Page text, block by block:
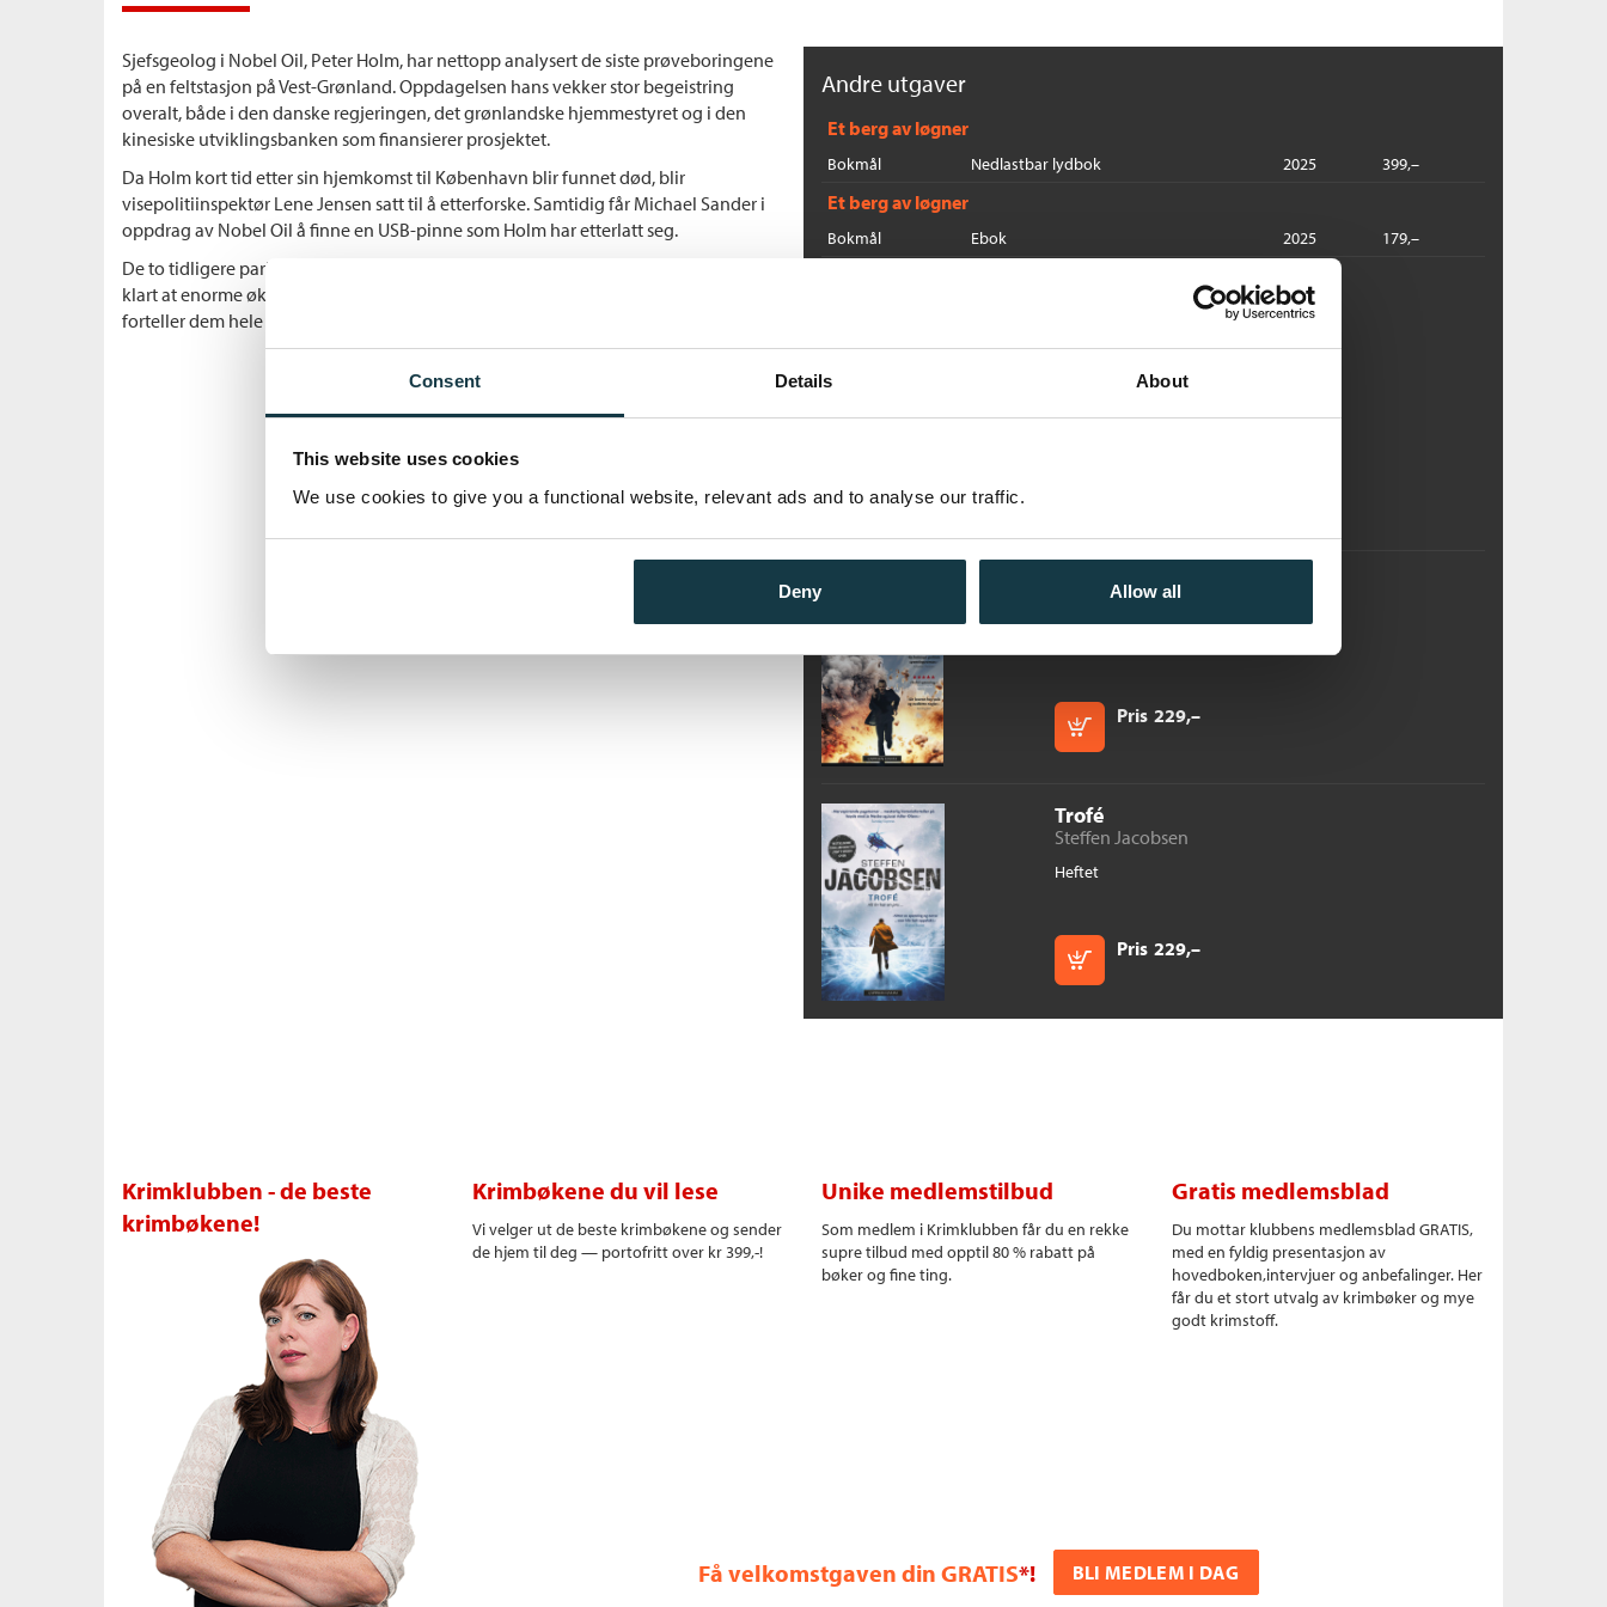
Consent Details About
This website uses cookies
We use cookies to give you a functional website, relevant ads and to analyse our traffic.
Deny Allow all
Sjefsgeolog i Nobel Oil, Peter Holm, har nettopp analysert de siste prøveboringene
på en feltstasjon på Vest-Grønland. Oppdagelsen hans vekker stor begeistring
overalt, både i den danske regjeringen, det grønlandske hjemmestyret og i den
kinesiske utviklingsbanken som finansierer prosjektet.
Da Holm kort tid etter sin hjemkomst til København blir funnet død, blir
visepolitiinspektør Lene Jensen satt til å etterforske. Samtidig får Michael Sander i
oppdrag av Nobel Oil å finne en USB-pinne som Holm har etterlatt seg.
De to tidligere parhestene kommer til å gå i veien for hverandre i en sak der det blir
klart at enorme økonomiske og politiske interesser står på spill, og der ingen
forteller dem hele sannheten.
Andre utgaver
Et berg av løgner
Bokmål Nedlastbar lydbok 2025 399,–
Et berg av løgner
Bokmål Ebok 2025 179,–
Enhjørningen
Steffen Jacobsen
Gjengjeldelsen
Steffen Jacobsen
Pris 229,–
Kjøp
Trofé
Steffen Jacobsen
Heftet
Pris 229,–
Kjøp
Krimklubben - de beste
krimbøkene!
Krimbøkene du vil lese
Vi velger ut de beste krimbøkene og sender
de hjem til deg — portofritt over kr 399,-!
Unike medlemstilbud
Som medlem i Krimklubben får du en rekke
supre tilbud med opptil 80 % rabatt på
bøker og fine ting.
Gratis medlemsblad
Du mottar klubbens medlemsblad GRATIS,
med en fyldig presentasjon av
hovedboken,intervjuer og anbefalinger. Her
får du et stort utvalg av krimbøker og mye
godt krimstoff.
Få velkomstgaven din GRATIS*! BLI MEDLEM I DAG